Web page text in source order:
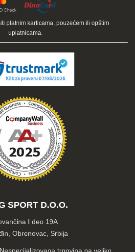
platnim karticama, pouzećem ili opštim
uplatnicama.
SPORT D.O.O.
I deo 19A
Obrenovac, Srbija
trgovina na veliko